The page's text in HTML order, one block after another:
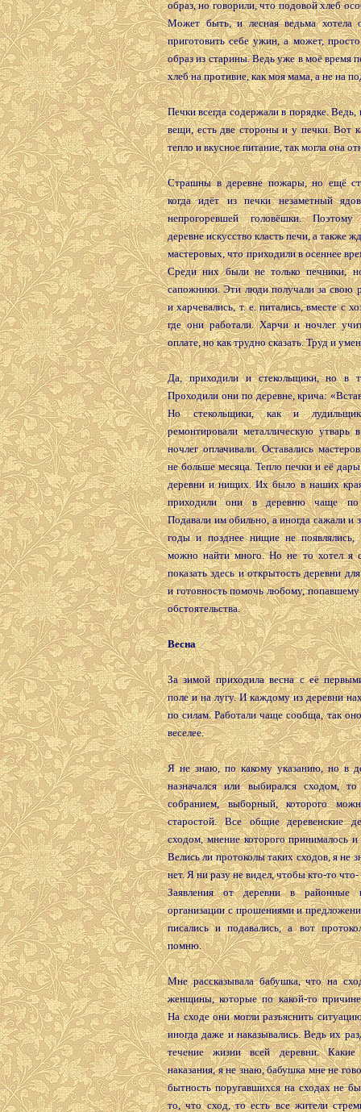
образ, но говорили, что подовой хлеб
Может быть, и лесная ведьма хотела
приготовить себе ужин, а может,
образ из старины. Ведь уже в моё время
хлеб на противне, как моя мама, а не на
Печки всегда содержали в порядке. Ведь,
вещи, есть две стороны и у печки. Вот
тепло и вкусное питание, так могла она
Страшны в деревне пожары, но ещё
когда идёт из печки незаметный
непрогоревшей головёшки.
деревне искусство класть печи, а также
мастеровых, что приходили в осеннее
Среди них были не только печники,
сапожники. Эти люди получали за свою
и харчевались, т. е. питались, вместе с
где они работали. Харчи и ночлег
оплате, но как трудно сказать. Труд и
Да, приходили и стекольщики, но в
Проходили они по деревне, крича:
Но стекольщики, как и
ремонтировали металлическую утварь
ночлег оплачивали. Оставались
не больше месяца. Тепло печки и её
деревни и нищих. Их было в наших
приходили они в деревню чаще по
Подавали им обильно, а иногда сажали и
годы и позднее нищие не появлялись,
можно найти много. Но не то хотел я
показать здесь и открытость деревни
и готовность помочь любому, попавшему
обстоятельства.
Весна
За зимой приходила весна с её
поле и на лугу. И каждому из деревни
по силам. Работали чаще сообща, так
веселее.
Я не знаю, по какому указанию, но в
назначался или выбирался сходом,
собранием, выборный, которого
старостой. Все общие деревенские
сходом, мнение которого принималось и
Велись ли протоколы таких сходов, я не
нет. Я ни разу не видел, чтобы кто-то что-
Заявления от деревни в районные
организации с прошениями и
писались и подавались, а вот
помню.
Мне рассказывала бабушка, что на
женщины, которые по какой-то причине
На сходе они могли разъяснить
иногда даже и наказывались. Ведь их
течение жизни всей деревни. Какие
наказания, я не знаю, бабушка мне не
бытность поругавшихся на сходах не
то, что сход, то есть все жители